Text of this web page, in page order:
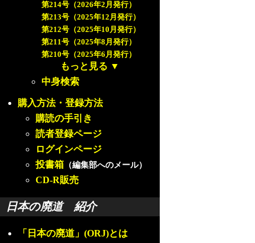
第214号（2026年2月発行）
第213号（2025年12月発行）
第212号（2025年10月発行）
第211号（2025年8月発行）
第210号（2025年6月発行）
もっと見る ▼
中身検索
購入方法・登録方法
購読の手引き
読者登録ページ
ログインページ
投書箱 （編集部へのメール）
CD-R販売
日本の廃道 紹介
「日本の廃道」(ORJ)とは